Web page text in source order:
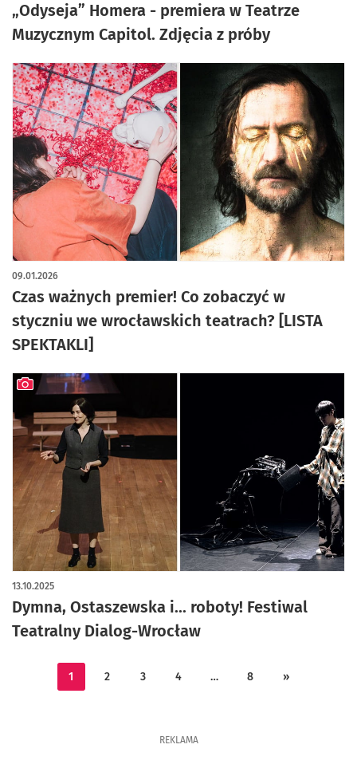
„Odyseja” Homera - premiera w Teatrze
Muzycznym Capitol. Zdjęcia z próby
Czas ważnych premier! Co zobaczyć w
styczniu we wrocławskich teatrach? [LISTA
SPEKTAKLI]
09.01.2026
Dymna, Ostaszewska i... roboty! Festiwal
Teatralny Dialog-Wrocław
13.10.2025
artykuł z galerią zdjęć
1 2 3 4 … 8 »
REKLAMA